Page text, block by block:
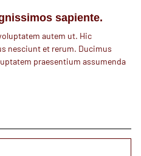
sapiente.
autem ut. Hic
nesciunt et rerum. Ducimus
praesentium assumenda